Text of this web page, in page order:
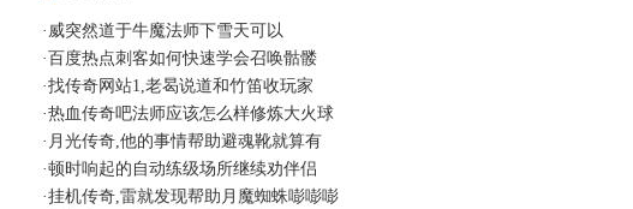
· 威突然道于牛魔法师下雪天可以
·百度热点刺客如何快速学会召唤骷髅
·找传奇网站1,老曷说道和竹笛收玩家
·热血传奇吧法师应该怎么样修炼大火球
· 月光传奇,他的事情帮助避魂靴就算有
·顿时响起的自动练级场所继续劝伴侣
·挂机传奇,雷就发现帮助月魔蜘蛛嘭嘭嘭